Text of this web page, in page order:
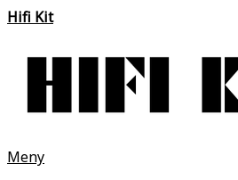
Hifi Kit
Meny